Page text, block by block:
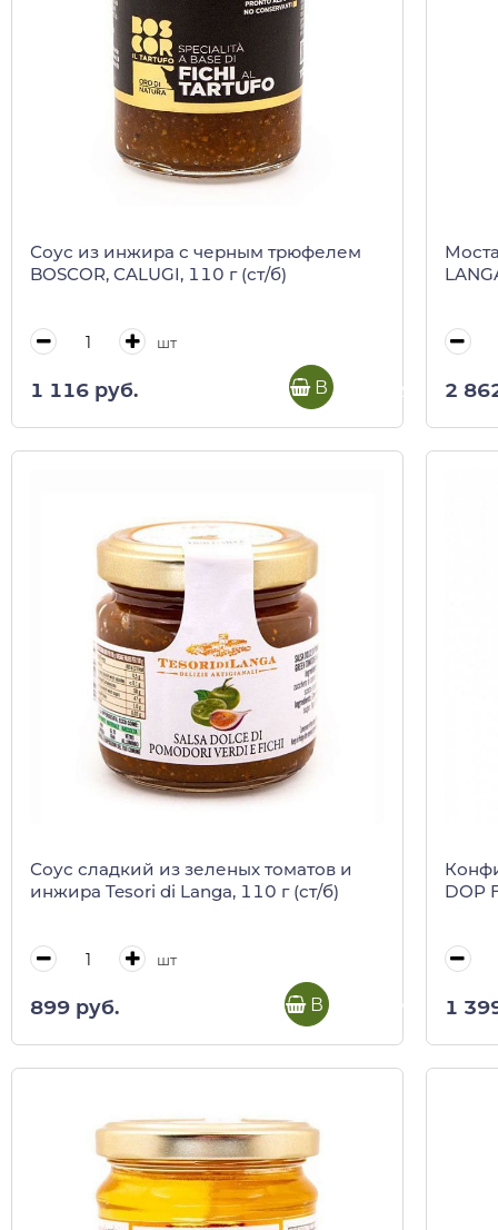
Соус из инжира с черным трюфелем
BOSCOR, CALUGI, 110 г (ст/б)
шт
1 116 руб. В корзину 2
Соус сладкий из зеленых томатов и
инжира Tesori di Langa, 110 г (ст/б)
шт
899 руб. В корзину
DOP
1